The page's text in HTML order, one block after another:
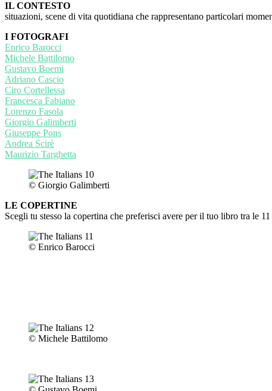
IL CONTESTO
situazioni, scene di vita quotidiana che rappresentano particolari
I FOTOGRAFI
Enrico Barocci
Michele Battilomo
Gustavo Boemi
Adriano Cascio
Ciro Cortellessa
Francesca Fabiano
Lorenzo Fasola
Giorgio Galimberti
Giuseppe Pons
Andrea Scirè
Maurizio Targhetta
© Giorgio Galimberti
LE COPERTINE
Scegli tu stesso la copertina che preferisci avere per il tuo libro tra le
© Enrico Barocci
© Michele Battilomo